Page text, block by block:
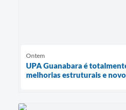
Ontem
UPA Guanabara é
melhorias estruturais e